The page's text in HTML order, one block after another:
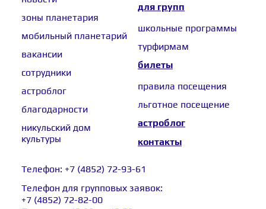
зоны планетария
мобильный планетарий
вакансии
сотрудники
астроблог
благодарности
никульский дом
культуры
для групп
школьные программы
турфирмам
билеты
правила посещения
льготное посещение
астроблог
контакты
Телефон: +7 (4852) 72-93-61
Телефон для групповых заявок:
+7 (4852) 72-82-00